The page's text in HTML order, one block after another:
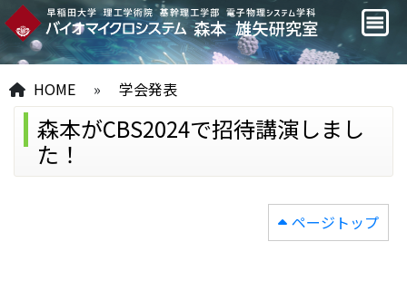
HOME » 学会発表
森本がCBS2024で招待講演しまし
た！
ページトップ